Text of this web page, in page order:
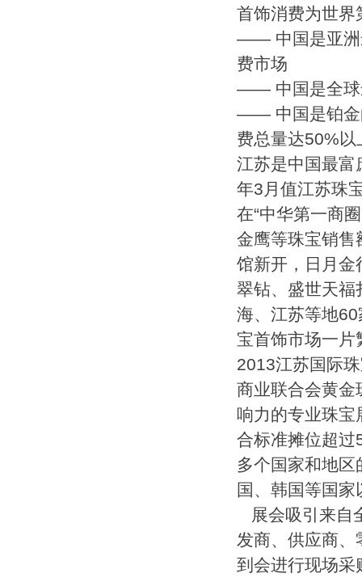
首饰消费为世界
—— 中国是亚洲
费市场
—— 中国是全球
—— 中国是铂金
费总量达50%以
江苏是中国最富
年3月值江苏珠
在“中华第一商
金鹰等珠宝销售
馆新开，日月金
翠钻、盛世天福
海、江苏等地60
宝首饰市场一片
2013江苏国际
商业联合会黄金
响力的专业珠
合标准摊位超过
多个国家和地
国、韩国等国
展会吸引来自
发商、供应商
到会进行现场采